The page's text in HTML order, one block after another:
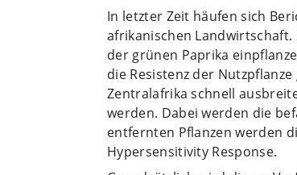
In letzter Zeit häufen sich
afrikanischen Landwirtschaft.
der grünen Paprika
die Resistenz der
Zentralafrika schnell
werden. Dabei werden die
entfernten Pflanzen werden
Hypersensitivity Response.